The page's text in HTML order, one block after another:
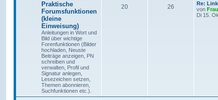
Praktische
Forumsfunktionen
(kleine
Einweisung)
Anleitungen in Wort und
Bild über wichtige
Forenfunktionen (Bilder
hochladen, Neuste
Beiträge anzeigen, PN
schreiben und
verwalten, Profil und
Signatur anlegen,
Lesezeichen setzen,
Themen abonnieren,
Suchfunktionen etc.).
20 26
Re:
von
Di 15.